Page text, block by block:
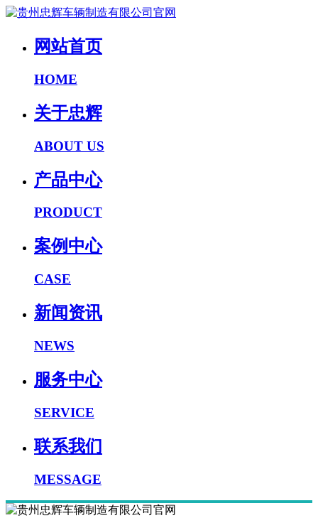
网站首页
HOME
关于忠辉
ABOUT US
产品中心
PRODUCT
案例中心
CASE
新闻资讯
NEWS
服务中心
SERVICE
联系我们
MESSAGE